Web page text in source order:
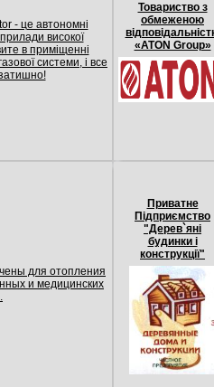
- це автономні
високої
в приміщенні
системи, і все
Товариство з
обмеженою
«ATON Group»
для отопления
и медицинских
Приватне
Підприємство
"Дерев`яні
будинки і
конструкції"